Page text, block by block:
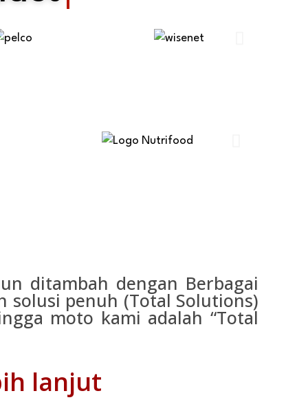
ditambah dengan Berbagai
solusi penuh (Total Solutions)
moto kami adalah “Total
lanjut